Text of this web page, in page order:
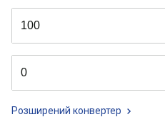
Розширений конвертер